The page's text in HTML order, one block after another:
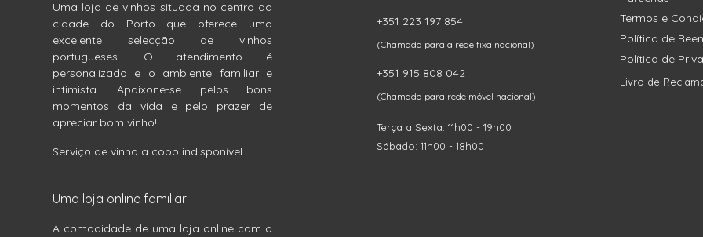
Uma loja de vinhos situada no centro da
cidade do Porto que oferece uma
excelente selecção de vinhos
portugueses. O atendimento é
personalizado e o ambiente familiar e
intimista. Apaixone-se pelos bons
momentos da vida e pelo prazer de
apreciar bom vinho!
Serviço de vinho a copo indisponível.
Uma loja online familiar!
A comodidade de uma loja online com o
+351 223 197 854
(Chamada para a rede fixa nacional)
+351 915 808 042
(Chamada para rede móvel nacional)
Terça a Sexta: 11h00 - 19h00
Sábado: 11h00 - 18h00
Termos e
Política de
Política de
Livro de